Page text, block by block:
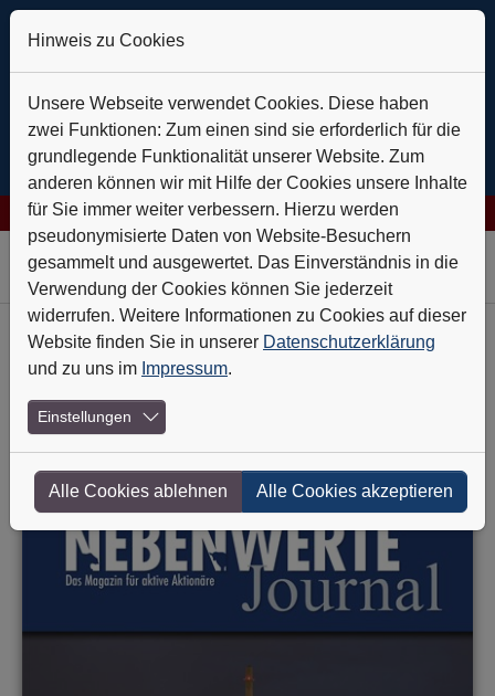
Verlässlich auf Kurs+++Daldrup & Söhne: Geothermie
Skip to main navigation
Skip to main content
Skip to page footer
Heft-Archiv
Nr. 1 - Januar 2013
H&R knipst das Licht an
Hinweis zu Cookies
Unsere Webseite verwendet Cookies. Diese haben
zwei Funktionen: Zum einen sind sie erforderlich für die
grundlegende Funktionalität unserer Website. Zum
anderen können wir mit Hilfe der Cookies unsere Inhalte
für Sie immer weiter verbessern. Hierzu werden
pseudonymisierte Daten von Website-Besuchern
gesammelt und ausgewertet. Das Einverständnis in die
Verwendung der Cookies können Sie jederzeit
widerrufen. Weitere Informationen zu Cookies auf dieser
Website finden Sie in unserer Datenschutzerklärung
und zu uns im Impressum.
Einstellungen
Alle Cookies ablehnen Alle Cookies akzeptieren